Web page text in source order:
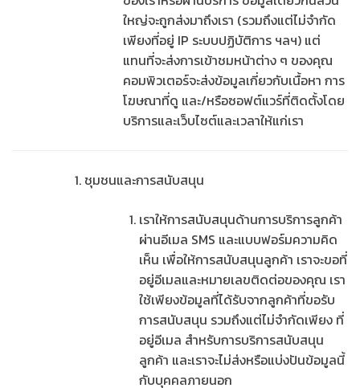
ใหญ่จะถูกส่งมาถึงเรา (รวมถึงแต่ไม่จำกัด
เพียงที่อยู่ IP ระบบปฏิบัติการ ฯลฯ) แต่
แทนที่จะส่งการเข้าชมหน้าต่าง ๆ ของคุณ
คอมพิวเตอร์จะส่งข้อมูลเกี่ยวกับเนื้อหา การ
โฆษณาที่ดู และ/หรือซอฟต์แวร์ที่ติดตั้งโดย
บริการและเว็บไซต์และเวลาให้แก่เรา
ชุมชนและการสนับสนุน
เราให้การสนับสนุนด้านการบริการลูกค้า
ผ่านอีเมล SMS และแบบฟอร์มความคิด
เห็น เพื่อให้การสนับสนุนลูกค้า เราจะขอที่
อยู่อีเมลและหมายเลขติดต่อของคุณ เรา
ใช้เพียงข้อมูลที่ได้รับจากลูกค้าที่ขอรับ
การสนับสนุน รวมถึงแต่ไม่จำกัดเพียง ที่
อยู่อีเมล สำหรับการบริการสนับสนุน
ลูกค้า และเราจะไม่ส่งหรือแบ่งปันข้อมูลนี้
กับบุคคลภายนอก